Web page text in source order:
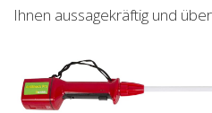
Ihnen aussagekräftig und